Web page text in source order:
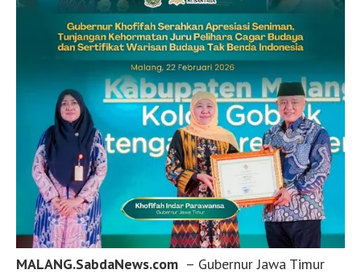
MALANG.SabdaNews.com – Gubernur Jawa Timur